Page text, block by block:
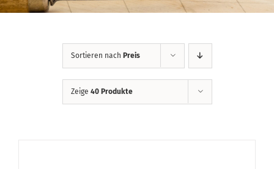
Sortieren nach Preis
Zeige 40 Produkte